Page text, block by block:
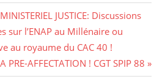
JUSTICE: Discussions
sur l’ENAP au Millénaire ou
au royaume du CAC 40 !
PRE-AFFECTATION ! CGT SPIP 88